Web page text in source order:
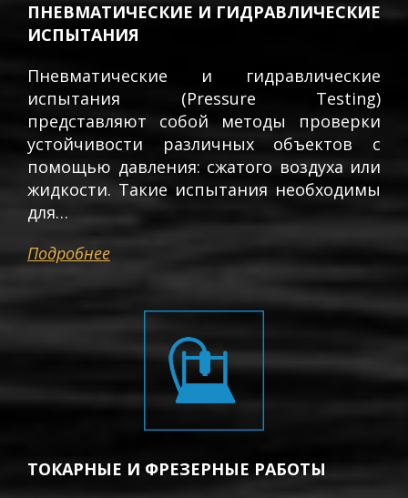
ПНЕВМАТИЧЕСКИЕ И ГИДРАВЛИЧЕСКИЕ
ИСПЫТАНИЯ
Пневматические и гидравлические
испытания (Pressure Testing)
представляют собой методы проверки
устойчивости различных объектов с
помощью давления: сжатого воздуха или
жидкости. Такие испытания необходимы
для…
Подробнее
ТОКАРНЫЕ И ФРЕЗЕРНЫЕ РАБОТЫ